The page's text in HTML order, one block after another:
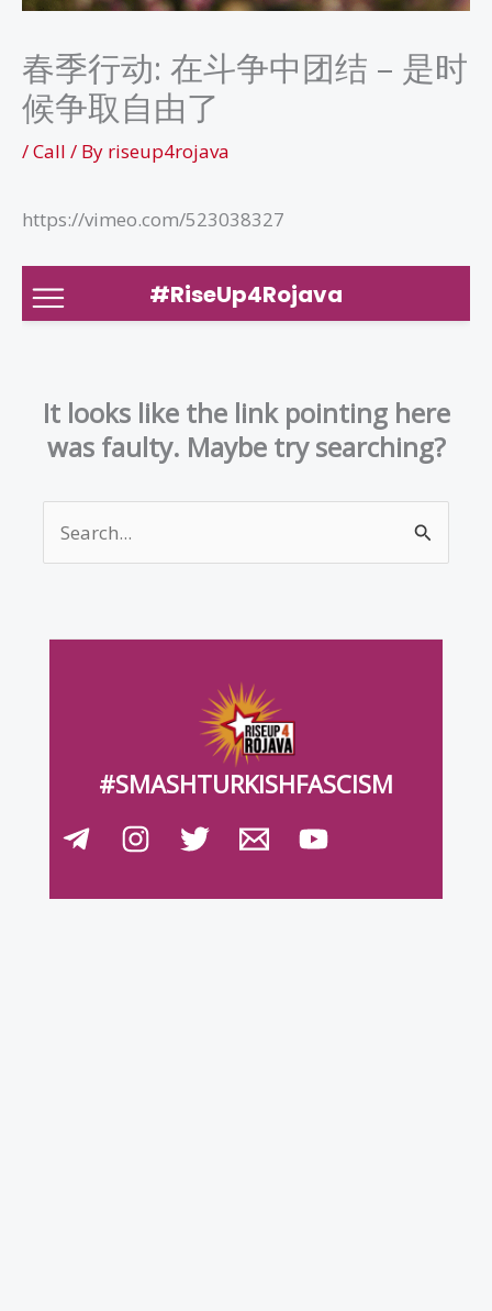
春季行动: 在斗争中团结 – 是时
候争取自由了
/Call / By riseup4rojava
https://vimeo.com/523038327